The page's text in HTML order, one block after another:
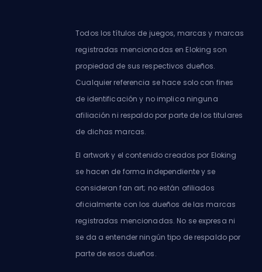
Todos los títulos de juegos, marcas y marcas
registradas mencionadas en Eloking son
propiedad de sus respectivos dueños.
Cualquier referencia se hace solo con fines
de identificación y no implica ninguna
afiliación ni respaldo por parte de los titulares
de dichas marcas.
El artwork y el contenido creados por Eloking
se hacen de forma independiente y se
consideran fan art; no están afiliados
oficialmente con los dueños de las marcas
registradas mencionadas. No se expresa ni
se da a entender ningún tipo de respaldo por
parte de esos dueños.